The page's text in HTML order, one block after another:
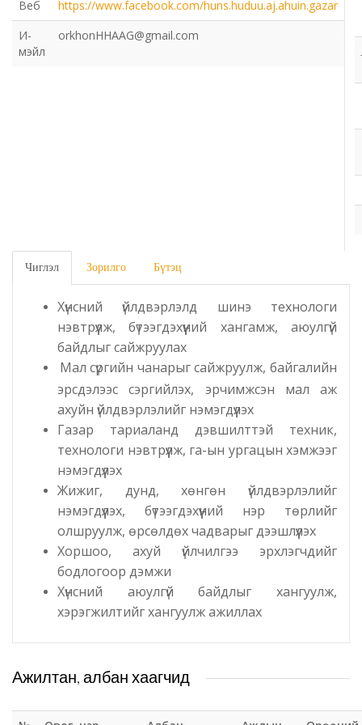
Газрын харилцаа барилга хот байгуулалтын газар
Санхүүгийн хяналт, дотоод аудитын газар
Стандарт, хэмжил зүйн хэлтэс
Статистикийн хэлтэс
Татварын газар
Улсын бүртгэлийн хэлтэс
Ус цаг уур, орчны шинжилгээний төв
Хүүхэд, гэр бүлийн хөгжил, хамгааллын газар
Хөдөлмөр, халамжийн үйлчилгээний газар
Цагдаагийн газар
Шүүхийн шийдвэр гүйцэтгэх газар-437 дугаар
нээлттэй хорих анги
Веб
https://www.facebook.com/huns.huduu.aj.ahuin.gazar
И-
мэйл
orkhonHHAAG@gmail.com
Чиглэл Зорилго Бүтэц
Хүнсний үйлдвэрлэлд шинэ технологи
нэвтрүүлж, бүтээгдэхүүний хангамж, аюулгүй
байдлыг сайжруулах
Мал сүргийн чанарыг сайжруулж, байгалийн
эрсдэлээс сэргийлэх, эрчимжсэн мал аж
ахуйн үйлдвэрлэлийг нэмэгдүүлэх
Газар тариаланд дэвшилттэй техник,
технологи нэвтрүүлж, га-ын ургацын хэмжээг
нэмэгдүүлэх
Жижиг, дунд, хөнгөн үйлдвэрлэлийг
нэмэгдүүлэх, бүтээгдэхүүний нэр төрлийг
олшруулж, өрсөлдөх чадварыг дээшлүүлэх
Хоршоо, ахуй үйлчилгээ эрхлэгчдийг
бодлогоор дэмжи
Хүнсний аюулгүй байдлыг хангуулж,
хэрэгжилтийг хангуулж ажиллах
Ажилтан, албан хаагчид